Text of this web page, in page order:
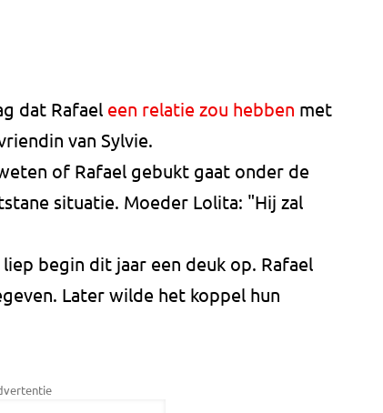
dat Rafael een relatie zou hebben met
van Sylvie.
of Rafael gebukt gaat onder de
situatie. Moeder Lolita: "Hij zal
begin dit jaar een deuk op. Rafael
Later wilde het koppel hun